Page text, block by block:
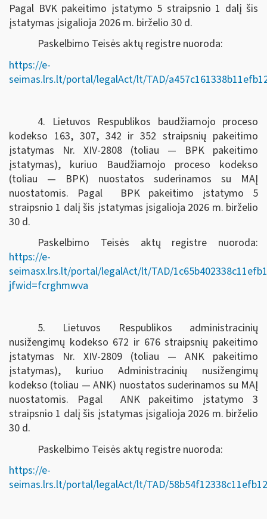
Pagal BVK pakeitimo įstatymo 5 straipsnio 1 dalį šis
įstatymas įsigalioja 2026 m. birželio 30 d.
Paskelbimo Teisės aktų registre nuoroda:
https://e-
seimas.lrs.lt/portal/legalAct/lt/TAD/
4. Lietuvos Respublikos baudžiamojo proceso
kodekso 163, 307, 342 ir 352 straipsnių pakeitimo
įstatymas Nr. XIV-2808 (toliau — BPK pakeitimo
įstatymas), kuriuo Baudžiamojo proceso kodekso
(toliau — BPK) nuostatos suderinamos su MAĮ
nuostatomis. Pagal BPK pakeitimo įstatymo 5
straipsnio 1 dalį šis įstatymas įsigalioja 2026 m. birželio
30 d.
Paskelbimo Teisės aktų registre nuoroda:
https://e-
seimasx.lrs.lt/portal/legalAct/lt/TAD/
jfwid=fcrghmwva
5. Lietuvos Respublikos administracinių
nusižengimų kodekso 672 ir 676 straipsnių pakeitimo
įstatymas Nr. XIV-2809 (toliau — ANK pakeitimo
įstatymas), kuriuo Administracinių nusižengimų
kodekso (toliau — ANK) nuostatos suderinamos su MAĮ
nuostatomis. Pagal ANK pakeitimo įstatymo 3
straipsnio 1 dalį šis įstatymas įsigalioja 2026 m. birželio
30 d.
Paskelbimo Teisės aktų registre nuoroda:
https://e-
seimas.lrs.lt/portal/legalAct/lt/TAD/